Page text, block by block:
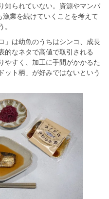
知られていない。資源やマンパ
業を続けていくことを考えて
。
」は幼魚のうちはシンコ、成長
的なネタで高値で取引される
やすく、加工に手間がかかるた
ット柄」が好みではないという